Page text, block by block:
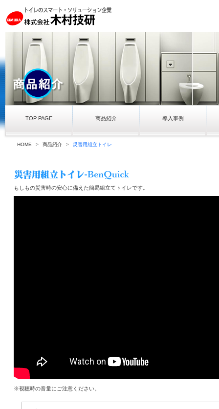
TOP PAGE 商品紹介 導入事例
HOME > 商品紹介 > 災害用組立トイレ
もしもの災害時の安心に備えた簡易組立てトイレです。
※視聴時の音量にご注意ください。